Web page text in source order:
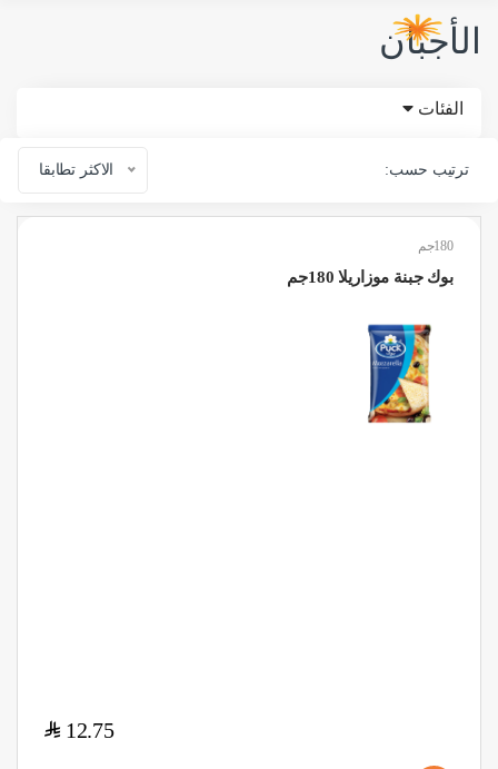
الأجبان
الفئات
ترتيب حسب: الاكثر تطابقا
180جم
بوك جبنة موزاريلا 180جم
12.75
$